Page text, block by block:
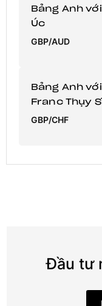
Bảng Anh
Úc
GBP/AUD
Bảng Anh với
Franc Thụy
GBP/CHF
Đầu tư